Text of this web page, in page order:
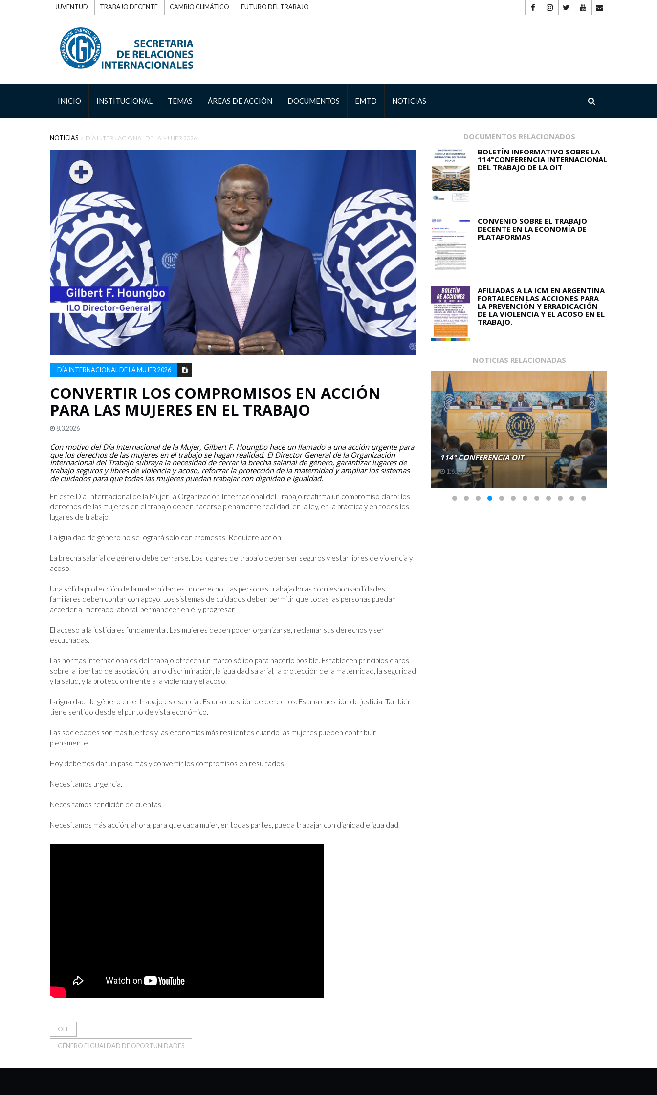
JUVENTUD TRABAJO DECENTE CAMBIO CLIMÁTICO FUTURO DEL TRABAJO
INICIO INSTITUCIONAL TEMAS ÁREAS DE ACCIÓN DOCUMENTOS EMTD NOTICIAS
NOTICIAS DÍA INTERNACIONAL DE LA MUJER 2026
DÍA INTERNACIONAL DE LA MUJER 2026
CONVERTIR LOS COMPROMISOS EN ACCIÓN
PARA LAS MUJERES EN EL TRABAJO
8.3.2026
Con motivo del Día Internacional de la Mujer, Gilbert F. Houngbo hace un llamado a una acción urgente para
que los derechos de las mujeres en el trabajo se hagan realidad. El Director General de la Organización
Internacional del Trabajo subraya la necesidad de cerrar la brecha salarial de género, garantizar lugares de
trabajo seguros y libres de violencia y acoso, reforzar la protección de la maternidad y ampliar los sistemas
de cuidados para que todas las mujeres puedan trabajar con dignidad e igualdad.
En este Día Internacional de la Mujer, la Organización Internacional del Trabajo reafirma un compromiso claro: los
derechos de las mujeres en el trabajo deben hacerse plenamente realidad, en la ley, en la práctica y en todos los
lugares de trabajo.
La igualdad de género no se logrará solo con promesas. Requiere acción.
La brecha salarial de género debe cerrarse. Los lugares de trabajo deben ser seguros y estar libres de violencia y
acoso.
Una sólida protección de la maternidad es un derecho. Las personas trabajadoras con responsabilidades
familiares deben contar con apoyo. Los sistemas de cuidados deben permitir que todas las personas puedan
acceder al mercado laboral, permanecer en él y progresar.
El acceso a la justicia es fundamental. Las mujeres deben poder organizarse, reclamar sus derechos y ser
escuchadas.
Las normas internacionales del trabajo ofrecen un marco sólido para hacerlo posible. Establecen principios claros
sobre la libertad de asociación, la no discriminación, la igualdad salarial, la protección de la maternidad, la seguridad
y la salud, y la protección frente a la violencia y el acoso.
La igualdad de género en el trabajo es esencial. Es una cuestión de derechos. Es una cuestión de justicia. También
tiene sentido desde el punto de vista económico.
Las sociedades son más fuertes y las economías más resilientes cuando las mujeres pueden contribuir
plenamente.
Hoy debemos dar un paso más y convertir los compromisos en resultados.
Necesitamos urgencia.
Necesitamos rendición de cuentas.
Necesitamos más acción, ahora, para que cada mujer, en todas partes, pueda trabajar con dignidad e igualdad.
OIT
GÉNERO E IGUALDAD DE OPORTUNIDADES
DOCUMENTOS RELACIONADOS
BOLETÍN INFORMATIVO SOBRE LA
114°CONFERENCIA INTERNACIONAL
DEL TRABAJO DE LA OIT
CONVENIO SOBRE EL TRABAJO
DECENTE EN LA ECONOMÍA DE
PLATAFORMAS
AFILIADAS A LA ICM EN ARGENTINA
FORTALECEN LAS ACCIONES PARA
LA PREVENCIÓN Y ERRADICACIÓN
DE LA VIOLENCIA Y EL ACOSO EN EL
TRABAJO.
NOTICIAS RELACIONADAS
OIT
26.6.2026
CONVENIO 193 DE LA OIT
25.6.2026
114° CONFERENCIA OIT
1.6.2026